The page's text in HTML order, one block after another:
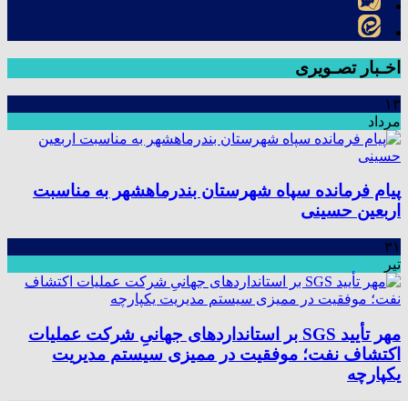
اخـبار تصـویری
۱۳
مرداد
پیام فرمانده سپاه شهرستان بندرماهشهر به مناسبت
اربعین حسینی
۳۱
تیر
مهر تأیید SGS بر استانداردهای جهانیِ شرکت عملیات
اکتشاف نفت؛ موفقیت در ممیزی سیستم مدیریت
یکپارچه